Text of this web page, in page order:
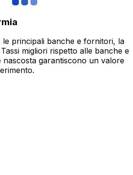
principali banche e fornitori, la
migliori rispetto alle banche e
nascosta garantiscono un valore